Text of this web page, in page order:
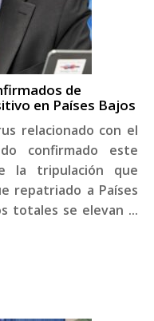
de
en Países Bajos
relacionado con el
confirmado este
la tripulación que
repatriado a Países
totales se elevan ...